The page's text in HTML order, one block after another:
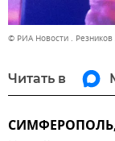
© РИА Новости . Резников
Читать в
СИМФЕРОПОЛЬ,